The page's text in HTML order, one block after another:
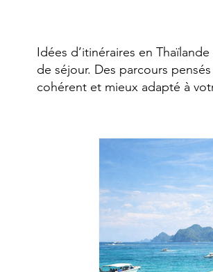
Idées d’itinéraires en
de séjour. Des parcours
cohérent et mieux adapté à